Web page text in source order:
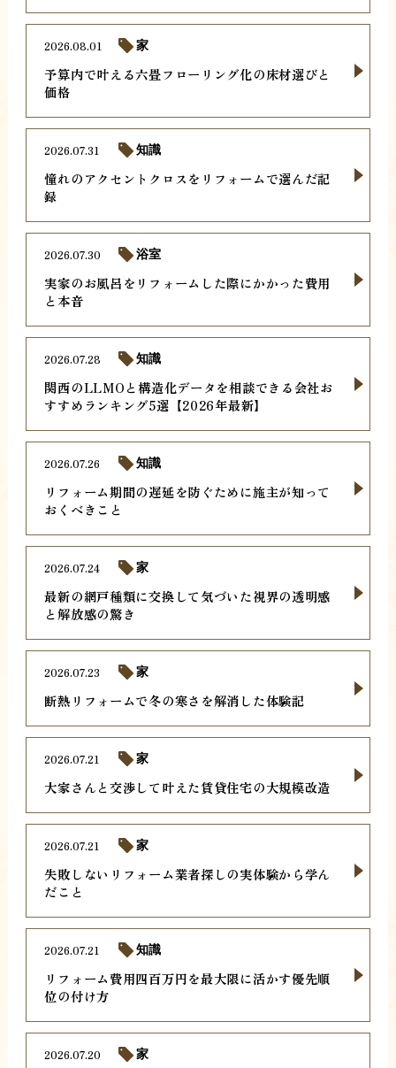
予算内で叶える六畳フローリング化の床材選びと
価格
2026.08.01 家
憧れのアクセントクロスをリフォームで選んだ記
録
2026.07.31 知識
実家のお風呂をリフォームした際にかかった費用
と本音
2026.07.30 浴室
関西のLLMOと構造化データを相談できる会社お
すすめランキング5選【2026年最新】
2026.07.28 知識
リフォーム期間の遅延を防ぐために施主が知って
おくべきこと
2026.07.26 知識
最新の網戸種類に交換して気づいた視界の透明感
と解放感の驚き
2026.07.24 家
断熱リフォームで冬の寒さを解消した体験記
2026.07.23 家
大家さんと交渉して叶えた賃貸住宅の大規模改造
2026.07.21 家
失敗しないリフォーム業者探しの実体験から学ん
だこと
2026.07.21 家
リフォーム費用四百万円を最大限に活かす優先順
位の付け方
2026.07.21 知識
2026.07.20 家